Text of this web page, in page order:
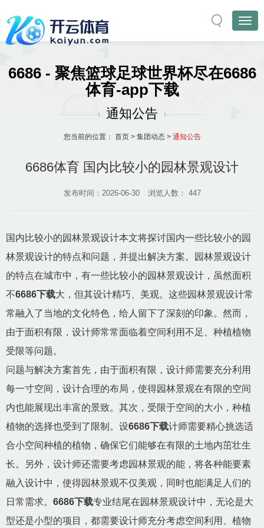
6686 - 聚焦篮球足球世界杯尽在6686
体育-app下载
通知公告
您当前的位置： 首页> 集团动态> 通知公告
6686体育 国内比较小的园林景观设计
发布时间：2026-06-30 浏览人数： 447
国内比较小的园林景观设计本文将探讨国内一些比较小的园
林景观设计的特点和问题，并提出解决方案。园林景观设计
的特点在城市中，有一些比较小的园林景观设计，虽然面积
不6686下载大，但其设计精巧、美观。这些园林景观设计常
常融入了当地的文化特色，给人留下了深刻的印象。然而，
由于面积有限，设计师常常面临着空间利用不足、种植植物
受限等问题。
问题与解决方案首先，由于面积有限，设计师需要充分利用
每一寸空间，设计合理的布局，使得园林景观在有限的空间
内也能展现出丰富的景致。其次，受限于空间的大小，种植
植物的选择也受到了限制。设6686下载计师需要精心挑选适
合小空间种植的植物，确保它们能够在有限的土地内茁壮生
长。另外，设计师还需要考虑园林景观的能，将各种能要素
融入设计中，使得园林景观不仅美观，同时也能满足人们的
日常需求。 6686下载专业结尾在园林景观设计中，无论是大
型还是小型的项目，都需要设计师充分考虑空间利用、植物